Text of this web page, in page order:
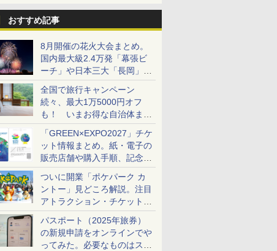
おすすめ記事
8月開催の花火大会まとめ。
国内最大級2.4万発「幕張ビ
ーチ」や日本三大「長岡」な
ど大型イベント目白押し！
全国で旅行キャンペーン
続々、最大1万5000円オフ
も！ いまお得な自治体まと
め
「GREEN×EXPO2027」チケ
ット情報まとめ。紙・電子の
販売店舗や購入手順、記念チ
ケットも解説
ついに開業「ポケパーク カ
ントー」見どころ解説。注目
アトラクション・チケット手
配・来場前に必要な準備は？
パスポート（2025年旅券）
の新規申請をオンラインでや
ってみた。必要なものはスマ